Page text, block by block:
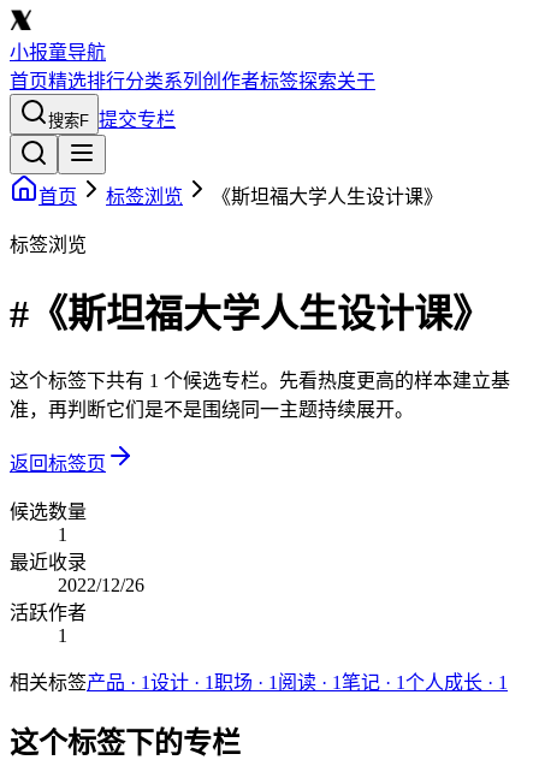
小报童导航
首页精选排行分类系列 创作者标签探索关于
搜索F 提交专栏
首页 标签浏览 《斯坦福大学人生设计课》
标签浏览
#《斯坦福大学人生设计课》
这个标签下共有 1 个候选专栏。先看热度更高的样本建立基
准，再判断它们是不是围绕同一主题持续展开。
返回标签页
候选数量
1
最近收录
2022/12/26
活跃作者
1
相关标签产品 · 1设计 · 1职场 · 1 阅读 · 1笔记 · 1个人成长 · 1
这个标签下的专栏